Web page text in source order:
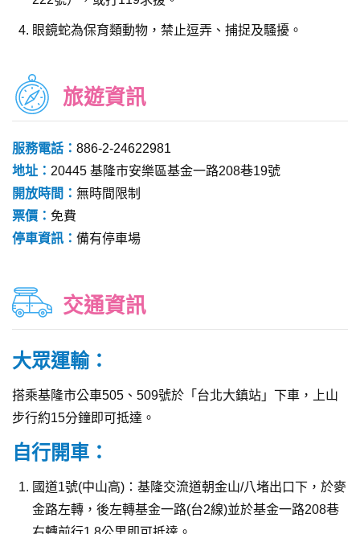
眼鏡蛇為保育類動物，禁止逗弄、捕捉及騷擾。
旅遊資訊
服務電話： 886-2-24622981
地址： 20445 基隆市安樂區基金一路208巷19號
開放時間： 無時間限制
票價： 免費
停車資訊： 備有停車場
交通資訊
大眾運輸：
搭乘基隆市公車505、509號於「台北大鎮站」下車，上山
步行約15分鐘即可抵達。
自行開車：
國道1號(中山高)：基隆交流道朝金山/八堵出口下，於麥
金路左轉，後左轉基金一路(台2線)並於基金一路208巷